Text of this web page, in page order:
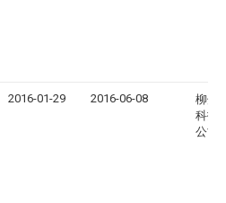
2016-01-29 2016-06-08
柳州
科技
公司